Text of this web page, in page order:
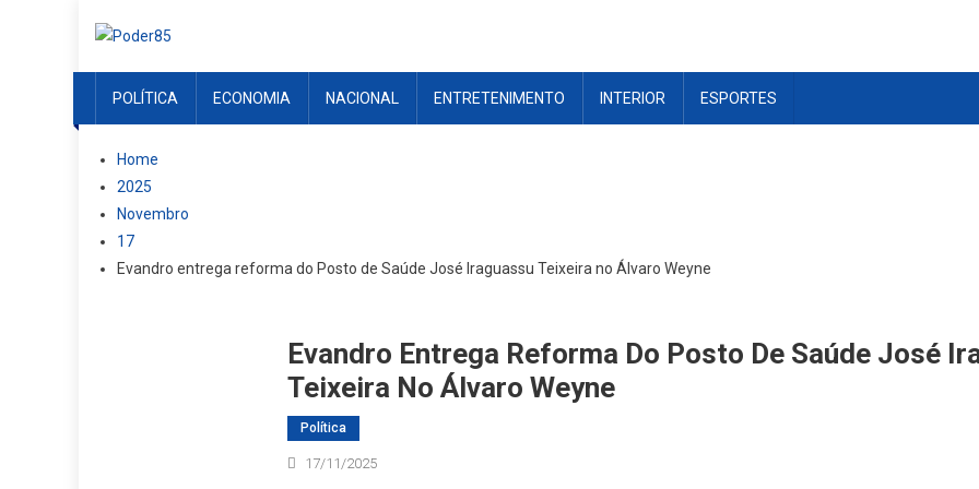
POLÍTICA
ECONOMIA NACIONAL ENTRETENIMENTO INTERIOR ESPORTES
Home
2025
Novembro
17
Evandro entrega reforma do Posto de Saúde José Iraguassu Teixeira no Álvaro Weyne
Evandro Entrega Reforma Do Posto De Saúde José
Teixeira No Álvaro Weyne
Política
17/11/2025